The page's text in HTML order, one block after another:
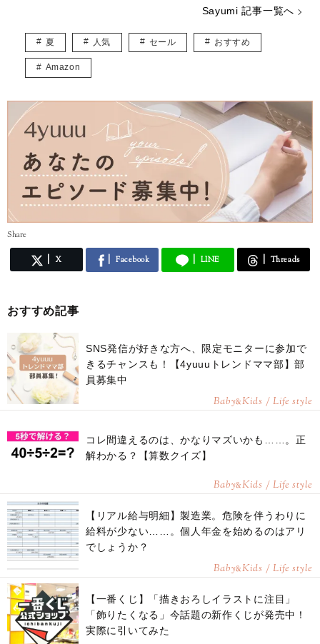
読者のみなさまに、「こんな情報知りたかった」「読んでよかった」と
思っていただけるような記事を作成できればいいなと思っています♡
日本化粧品検定3級
Sayumi 記事一覧へ
夏 人気 セール おすすめ
Amazon
Share
X Facebook LINE Threads
おすすめ記事
SNS発信が好きな方へ、限定モニターに参加で
きるチャンスも！【4yuuuトレンドママ部】部
員募集中
Baby&Kids / Life style
コレ間違えるのは、かなりマズいかも……。正
解わかる？【算数クイズ】
Baby&Kids / Life style
【リアル給与明細】製造業。危険を伴うわりに
給料が少ない……。個人年金を始めるのはアリ
でしょうか？
Baby&Kids / Life style
【一番くじ】「描きおろしイラストに注目」
「飾りたくなる」今話題の新作くじが発売中！
実際に引いてみた